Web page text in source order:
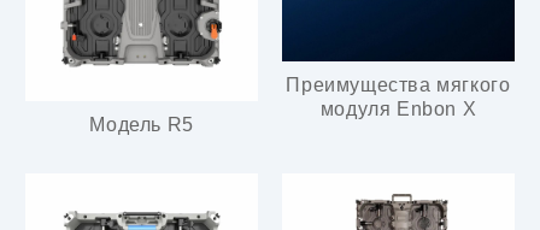
Модель R5
Преимущества мягкого
модуля Enbon X